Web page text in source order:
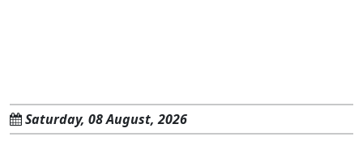
Saturday, 08 August, 2026